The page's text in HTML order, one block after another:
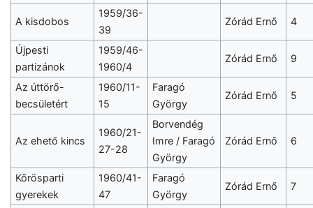
A kisdobos
1959/36-
39
Zórád Ernő 4
Újpesti
partizánok
1959/46-
1960/4
Zórád Ernő 9
Az úttörő-
becsületért
1960/11-
15
Faragó
György
Zórád Ernő 5
Az ehető kincs
1960/21-
27-28
Borvendég
Imre / Faragó
György
Zórád Ernő 6
Kőrösparti
gyerekek
1960/41-
47
Faragó
György
Zórád Ernő 7